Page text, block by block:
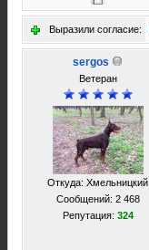
Выразили согласие:
sergos
Ветеран
Откуда: Хмельницкий
Сообщений: 2 468
Репутация: 324